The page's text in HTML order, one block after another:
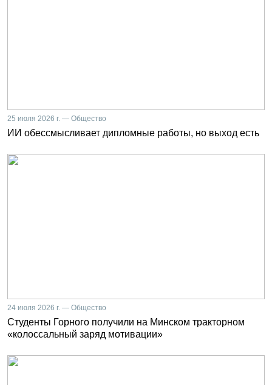
25 июля 2026 г. — Общество
ИИ обессмысливает дипломные работы, но выход есть
24 июля 2026 г. — Общество
Студенты Горного получили на Минском тракторном
«колоссальный заряд мотивации»